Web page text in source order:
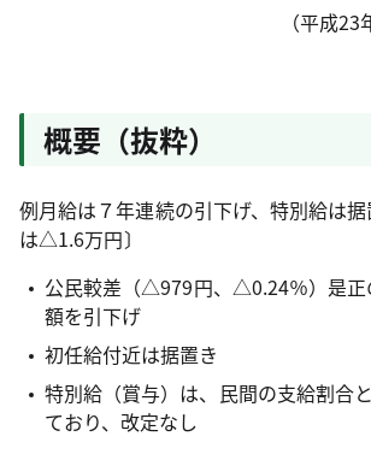
（平成
概要（抜粋）
例月給は７年連続の引下げ、特別給は
は△1.6万円〕
公民較差（△979円、△0.24％）是正
額を引下げ
初任給付近は据置き
特別給（賞与）は、民間の支給割合
ており、改定なし